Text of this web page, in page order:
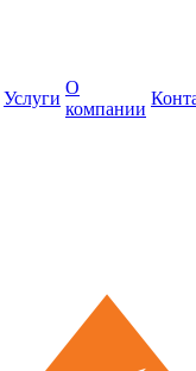
Услуги
О
компании